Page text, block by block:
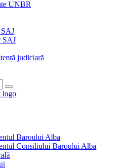
UNBR
SAJ
judiciară
Baroului Alba
Consiliului Baroului Alba